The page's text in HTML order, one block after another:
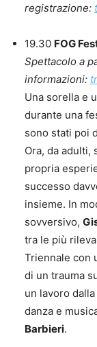
registrazione:
19.30 FOG
Spettacolo a
informazioni:
Una sorella e
durante una
sono stati poi
Ora, da adulti,
propria
successo
insieme. In
sovversivo,
tra le più
Triennale con
di un trauma
un lavoro
danza e
Barbieri.